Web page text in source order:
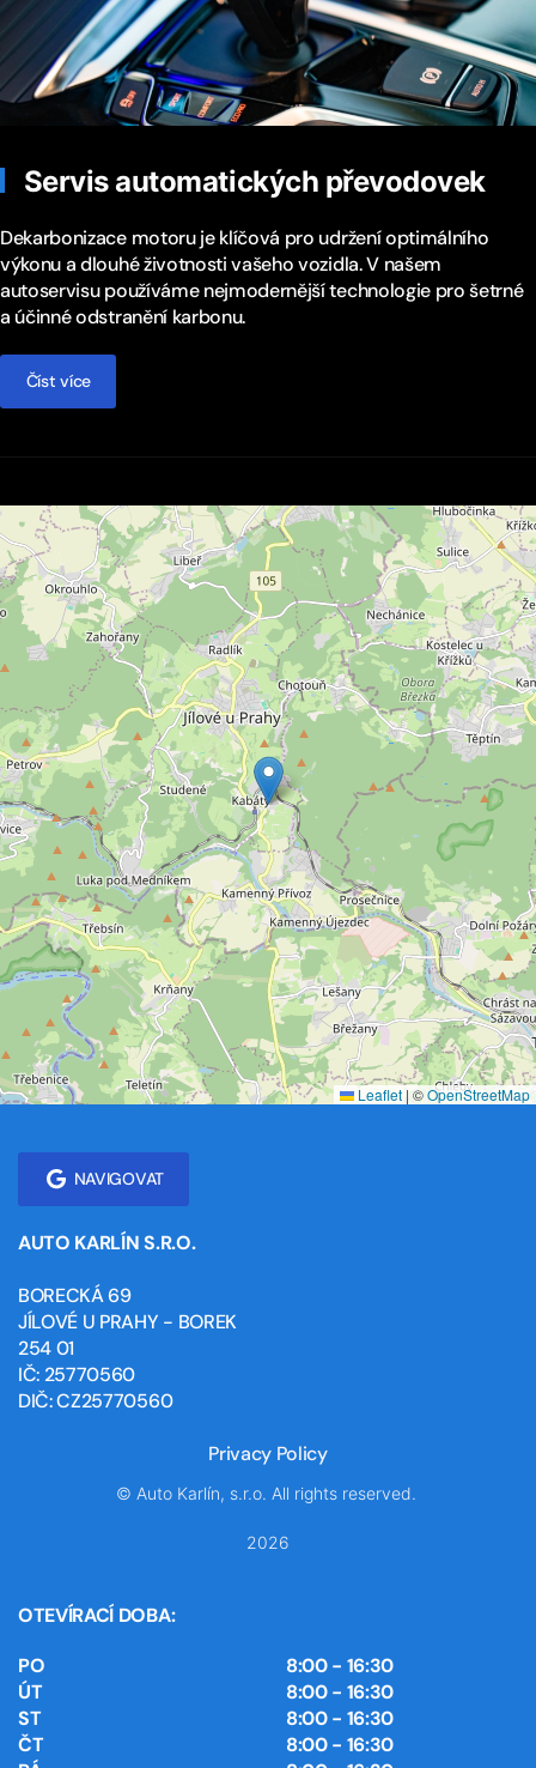
Servis automatických převodovek
Dekarbonizace motoru je klíčová pro udržení optimálního
výkonu a dlouhé životnosti vašeho vozidla. V našem
autoservisu používáme nejmodernější technologie pro šetrné
a účinné odstranění karbonu.
Číst více
Leaflet | ©OpenStreetMap
NAVIGOVAT
AUTO KARLÍN S.R.O.
BORECKÁ 69
JÍLOVÉ U PRAHY - BOREK
254 01
IČ: 25770560
DIČ: CZ25770560
Privacy Policy
© Auto Karlín, s.r.o. All rights reserved.
2026
OTEVÍRACÍ DOBA:
PO
ÚT
ST
ČT
8:00 - 16:30
8:00 - 16:30
8:00 - 16:30
8:00 - 16:30